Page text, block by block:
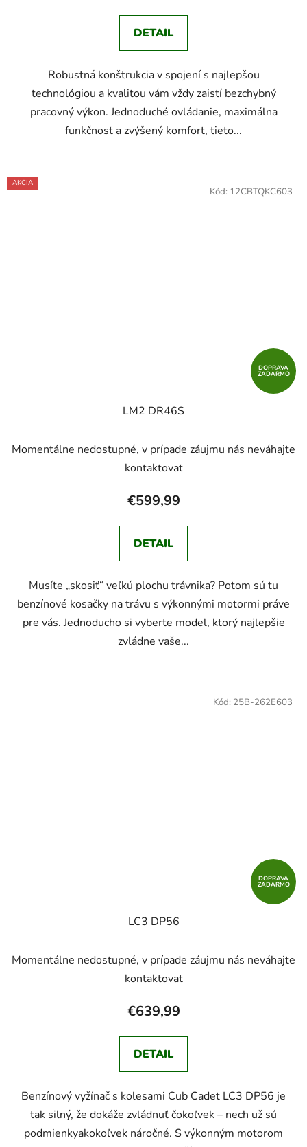
DETAIL
Robustná konštrukcia v spojení s najlepšou
technológiou a kvalitou vám vždy zaistí bezchybný
pracovný výkon. Jednoduché ovládanie, maximálna
funkčnosť a zvýšený komfort, tieto...
AKCIA
DOPRAVA
ZADARMO
LM2 DR46S
Momentálne nedostupné, v prípade záujmu nás neváhajte
kontaktovať
€599,99
DETAIL
Musíte „skosiť“ veľkú plochu trávnika? Potom sú tu
benzínové kosačky na trávu s výkonnými motormi práve
pre vás. Jednoducho si vyberte model, ktorý najlepšie
zvládne vaše...
Kód: 12CBTQKC603
DOPRAVA
ZADARMO
LC3 DP56
Momentálne nedostupné, v prípade záujmu nás neváhajte
kontaktovať
€639,99
DETAIL
Benzínový vyžínač s kolesami Cub Cadet LC3 DP56 je
tak silný, že dokáže zvládnuť čokoľvek – nech už sú
podmienkyakokoľvek náročné. S výkonným motorom
Kód: 25B-262E603